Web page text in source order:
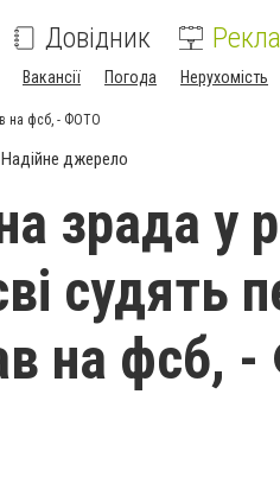
Довідник
Вакансії Погода Нерухомість
на фсб, - ФОТО
Надійне джерело
зрада у
судять
на фсб,